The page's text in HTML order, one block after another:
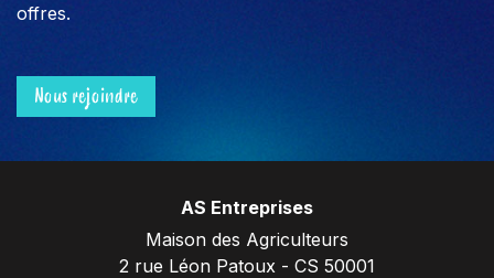
offres.
Nous rejoindre
AS Entreprises
Maison des Agriculteurs
2 rue Léon Patoux - CS 50001